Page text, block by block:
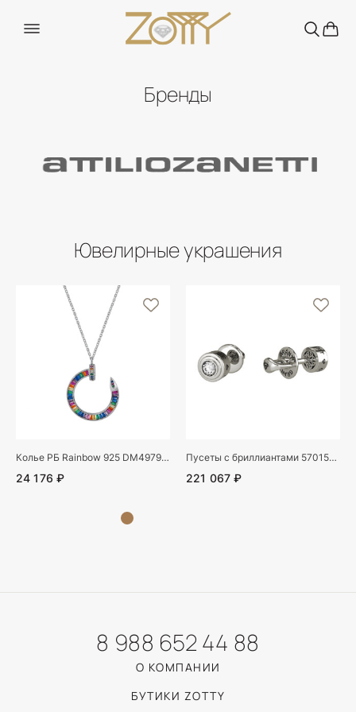
Бренды
Ювелирные украшения
Колье РБ Rainbow 925 DM4979-7CN (Ag 925)
24 176 ₽
Пусеты с бриллиантами 5701576 (Au 585)
221 067 ₽
8 988 652 44 88
О КОМПАНИИ
БУТИКИ ZOTTY